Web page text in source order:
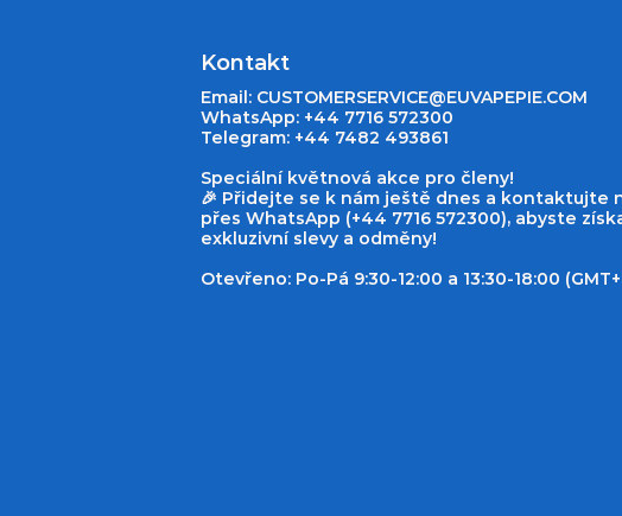
Kontakt
Email: CUSTOMERSERVICE@EUVAPEPIE.COM
WhatsApp: +44 7716 572300
Telegram: +44 7482 493861
Speciální květnová akce pro členy!
🎉 Přidejte se k nám ještě dnes a kontaktujte
přes WhatsApp (+44 7716 572300), abyste
exkluzivní slevy a odměny!
Otevřeno: Po-Pá 9:30-12:00 a 13:30-18:00